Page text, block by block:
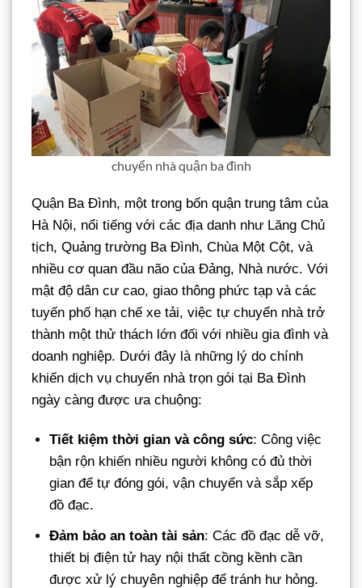
chuyển nhà quận ba đình
Quận Ba Đình, một trong bốn quận trung tâm của
Hà Nội, nổi tiếng với các địa danh như Lăng Chủ
tịch, Quảng trường Ba Đình, Chùa Một Cột, và
nhiều cơ quan đầu não của Đảng, Nhà nước. Với
mật độ dân cư cao, giao thông phức tạp và các
tuyến phố hạn chế xe tải, việc tự chuyển nhà trở
thành một thử thách lớn đối với nhiều gia đình và
doanh nghiệp. Dưới đây là những lý do chính
khiến dịch vụ chuyển nhà trọn gói tại Ba Đình
ngày càng được ưa chuộng:
Tiết kiệm thời gian và công sức: Công việc
bận rộn khiến nhiều người không có đủ thời
gian để tự đóng gói, vận chuyển và sắp xếp
đồ đạc.
Đảm bảo an toàn tài sản: Các đồ đạc dễ vỡ,
thiết bị điện tử hay nội thất cồng kềnh cần
được xử lý chuyên nghiệp để tránh hư hỏng.